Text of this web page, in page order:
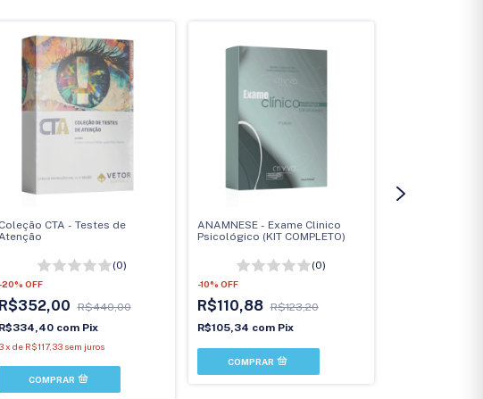
Coleção CTA - Testes de
(0)
-20% OFF
R$352,00
R$440,00
R$334,40 com Pix
3 x de R$117,33 sem juros
ANAMNESE - Exame Clinico
Psicológico (KIT COMPLETO)
(0)
-10% OFF
R$110,88 R$123,20
R$105,34 com Pix